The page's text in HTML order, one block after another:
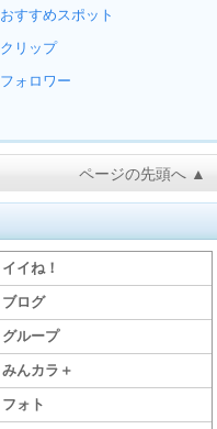
おすすめスポット
クリップ
フォロワー
ページの先頭へ ▲
イイね！
ブログ
グループ
みんカラ＋
フォト